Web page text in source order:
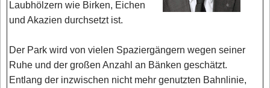
Laubhölzern wie Birken, Eichen
und Akazien durchsetzt ist.
Der Park wird von vielen Spaziergängern wegen seiner
Ruhe und der großen Anzahl an Bänken geschätzt.
Entlang der inzwischen nicht mehr genutzten Bahnlinie,